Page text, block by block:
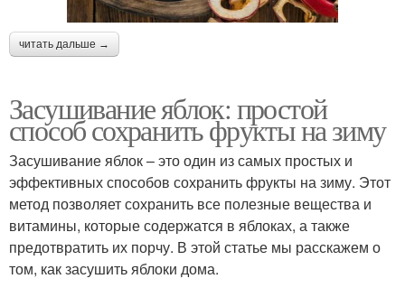
читать дальше →
Засушивание яблок: простой
способ сохранить фрукты на зиму
Засушивание яблок – это один из самых простых и
эффективных способов сохранить фрукты на зиму. Этот
метод позволяет сохранить все полезные вещества и
витамины, которые содержатся в яблоках, а также
предотвратить их порчу. В этой статье мы расскажем о
том, как засушить яблоки дома.